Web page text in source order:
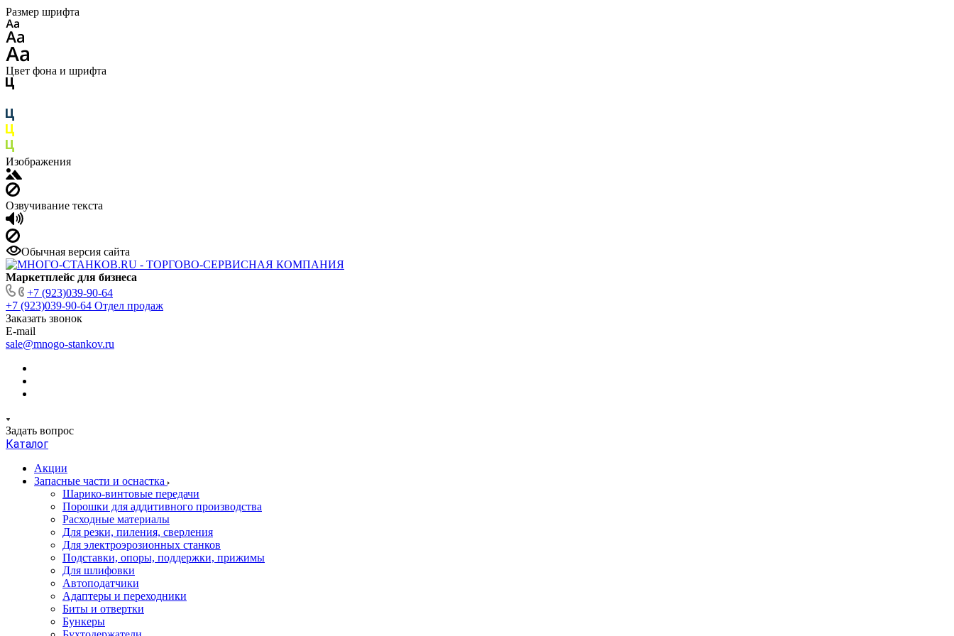
Размер шрифта
Цвет фона и шрифта
Изображения
Озвучивание текста
Обычная версия сайта
Маркетплейс для бизнеса
+7 (923)039-90-64
+7 (923)039-90-64 Отдел продаж
Заказать звонок
E-mail
sale@mnogo-stankov.ru
Задать вопрос
Каталог
Акции
Запасные части и оснастка
Шарико-винтовые передачи
Порошки для аддитивного производства
Расходные материалы
Для резки, пиления, сверления
Для электроэрозионных станков
Подставки, опоры, поддержки, прижимы
Для шлифовки
Автоподатчики
Адаптеры и переходники
Биты и отвертки
Бункеры